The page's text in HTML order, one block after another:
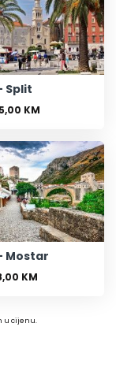
Split
KM
Mostar
KM
u cijenu.